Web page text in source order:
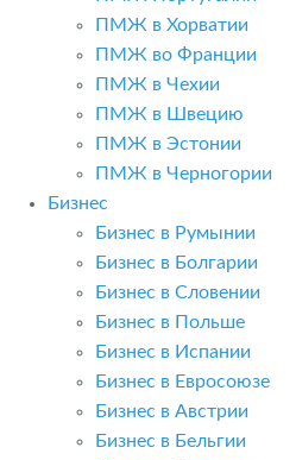
ПМЖ в Хорватии
ПМЖ во Франции
ПМЖ в Чехии
ПМЖ в Швецию
ПМЖ в Эстонии
ПМЖ в Черногории
Бизнес
Бизнес в Румынии
Бизнес в Болгарии
Бизнес в Словении
Бизнес в Польше
Бизнес в Испании
Бизнес в Евросоюзе
Бизнес в Австрии
Бизнес в Бельгии